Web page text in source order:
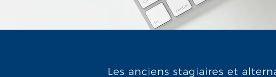
Les anciens stagiaires et